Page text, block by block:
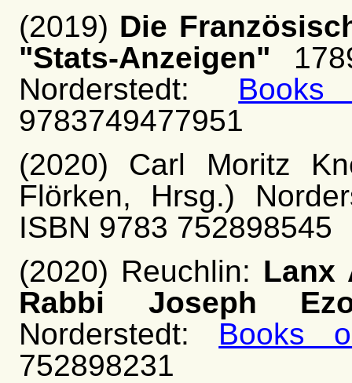
(2019) Die
"Stats-Anzeigen"
Norderstedt:
9783749477951
(2020) Carl Moritz
Flörken, Hrsg.)
ISBN 9783 752898545
(2020) Reuchlin: Lanx
Rabbi Joseph
Norderstedt: Books
752898231